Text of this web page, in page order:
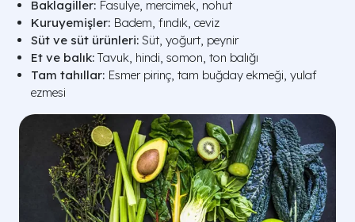
Baklagiller: Fasulye, mercimek, nohut
Kuruyemişler: Badem, fındık, ceviz
Süt ve süt ürünleri: Süt, yoğurt, peynir
Et ve balık: Tavuk, hindi, somon, ton balığı
Tam tahıllar: Esmer pirinç, tam buğday ekmeği, yulaf
ezmesi